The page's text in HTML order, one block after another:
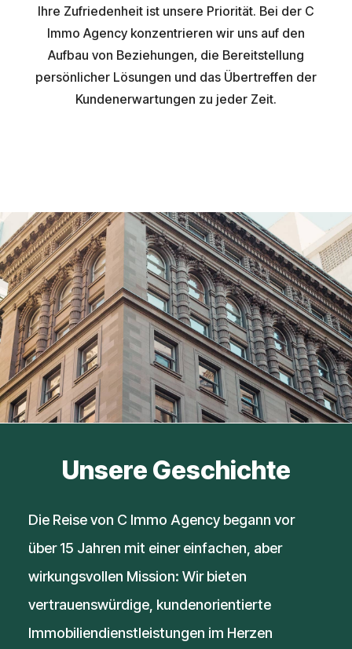
Ihre Zufriedenheit ist unsere Priorität. Bei der C
Immo Agency konzentrieren wir uns auf den
Aufbau von Beziehungen, die Bereitstellung
persönlicher Lösungen und das Übertreffen der
Kundenerwartungen zu jeder Zeit.
Unsere Geschichte
Die Reise von C Immo Agency begann vor
über 15 Jahren mit einer einfachen, aber
wirkungsvollen Mission: Wir bieten
vertrauenswürdige, kundenorientierte
Immobiliendienstleistungen im Herzen